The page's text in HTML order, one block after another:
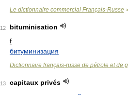
Le dictionnaire commercial Français-Russe >
12
bituminisation
f
битуминизация
Dictionnaire français-russe de pétrole et de
13
capitaux privés